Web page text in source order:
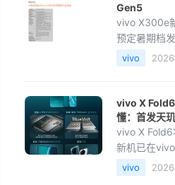
Gen5
vivo X300e
预定暑期档
屏，配矩形
电池，核心
vivo
vivo X
懂：首发天
vivo X
新机已在
店开启预约
发文总结了
vivo 2026